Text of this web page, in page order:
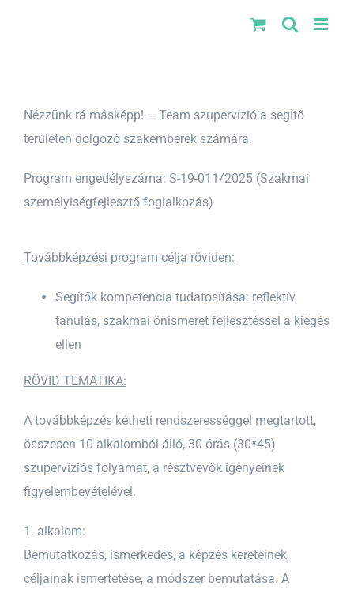
Nézzünk rá másképp! – Team szupervízió a segítő
területen dolgozó szakemberek számára.
Program engedélyszáma: S-19-011/2025 (Szakmai
személyiségfejlesztő foglalkozás)
Továbbképzési program célja röviden:
Segítők kompetencia tudatosítása: reflektív
tanulás, szakmai önismeret fejlesztéssel a kiégés
ellen
RÖVID TEMATIKA:
A továbbképzés kétheti rendszerességgel megtartott,
összesen 10 alkalomból álló, 30 órás (30*45)
szupervíziós folyamat, a résztvevők igényeinek
figyelembevételével.
1. alkalom:
Bemutatkozás, ismerkedés, a képzés kereteinek,
céljainak ismertetése, a módszer bemutatása. A